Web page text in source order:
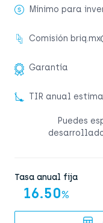
Mínimo para
Comisión briq.mx
Garantía
TIR anual
Puedes
Tasa anual fija
16.50%